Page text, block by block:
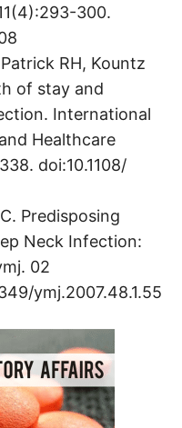
300.
RH, Kountz
of stay and
International
Healthcare
doi:10.1108/
Predisposing
Neck Infection:
02
ymj.2007.48.1.55